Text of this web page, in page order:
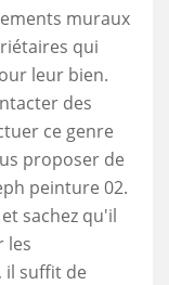
muraux
qui
leur bien.
des
ce genre
proposer de
peinture 02.
sachez qu'il
les
il suffit de